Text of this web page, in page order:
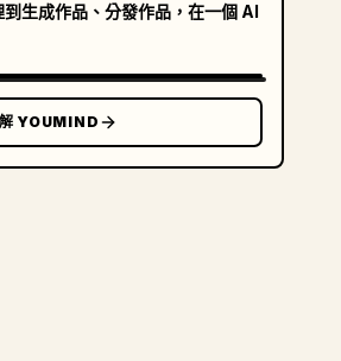
生成作品、分發作品，在一個 AI
YOUMIND